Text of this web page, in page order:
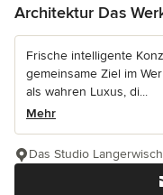
Architektur Das
Frische intelligente
gemeinsame Ziel im
als wahren Luxus, di...
Mehr
Das Studio